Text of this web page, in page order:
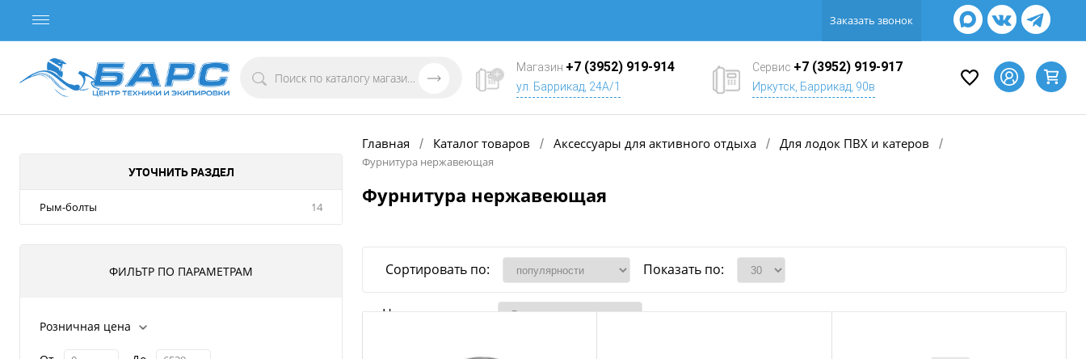
Заказать звонок
Магазин +7 (3952) 919-914
ул. Баррикад, 24А/1
Сервис +7 (3952) 919-917
Иркутск, Баррикад, 90в
УТОЧНИТЬ РАЗДЕЛ
Рым-болты 14
ФИЛЬТР ПО ПАРАМЕТРАМ
Розничная цена
Главная / Каталог товаров / Аксессуары для активного отдыха / Для лодок ПВХ и катеров /
Фурнитура нержавеющая
Фурнитура нержавеющая
Сортировать по: Показать по:
Наличие товара